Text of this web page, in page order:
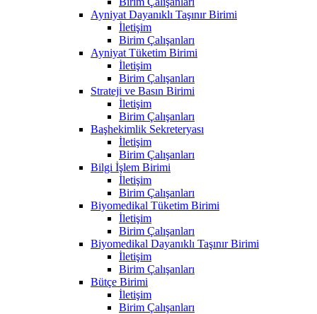
Ayniyat Dayanıklı Taşınır Birimi
İletişim
Birim Çalışanları
Ayniyat Tüketim Birimi
İletişim
Birim Çalışanları
Strateji ve Basın Birimi
İletişim
Birim Çalışanları
Başhekimlik Sekreteryası
İletişim
Birim Çalışanları
Bilgi İşlem Birimi
İletişim
Birim Çalışanları
Biyomedikal Tüketim Birimi
İletişim
Birim Çalışanları
Biyomedikal Dayanıklı Taşınır Birimi
İletişim
Birim Çalışanları
Bütçe Birimi
İletişim
Birim Çalışanları